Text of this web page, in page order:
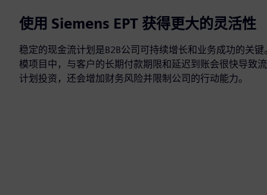
使用 Siemens EPT 获得更大的灵活性
稳定的现金流计划是B2B公司可持续增长和业务成功的关
模项目中，与客户的长期付款期限和延迟到账会很快导致
计划投资，还会增加财务风险并限制公司的行动能力。